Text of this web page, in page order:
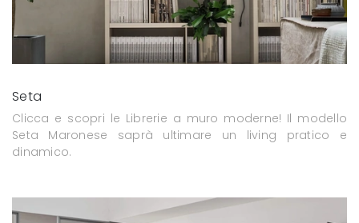
Seta
Clicca e scopri le Librerie a muro moderne! Il modello
Seta Maronese saprà ultimare un living pratico e
dinamico.